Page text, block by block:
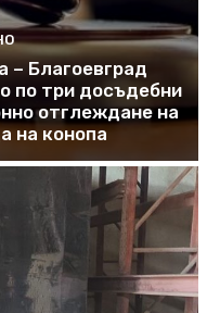
– Благоевград
по три досъдебни
отглеждане на
на конопа